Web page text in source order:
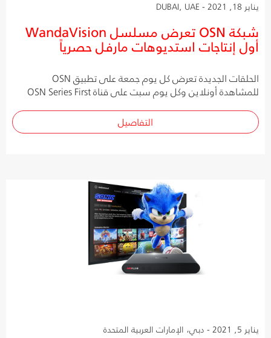
يناير 18, 2021 - DUBAI, UAE
شبكة OSN تعرض مسلسل WandaVision
أول إنتاجات استديوهات مارفل حصرياً
الحلقات الجديدة تعرض كل يوم جمعة على تطبيق OSN
للمشاهدة أونلاين وكل يوم سبت على قناة OSN Series First
التفاصيل
يناير 5, 2021 - دبي، الإمارات العربية المتحدة